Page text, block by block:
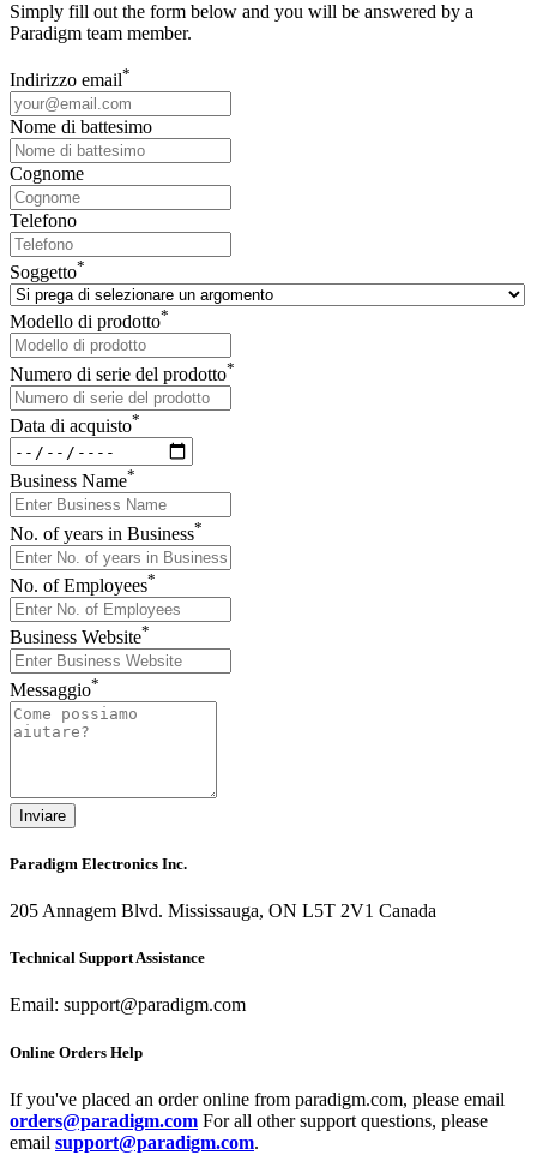
Simply fill out the form below and you will be answered by a
Paradigm team member.
Indirizzo email*
Nome di battesimo
Cognome
Telefono
Soggetto*
Modello di prodotto*
Numero di serie del prodotto*
Data di acquisto*
Business Name*
No. of years in Business*
No. of Employees*
Business Website*
Messaggio*
Paradigm Electronics Inc.
205 Annagem Blvd. Mississauga, ON L5T 2V1 Canada
Technical Support Assistance
Email: support@paradigm.com
Online Orders Help
If you've placed an order online from paradigm.com, please email
orders@paradigm.com For all other support questions, please
email support@paradigm.com.